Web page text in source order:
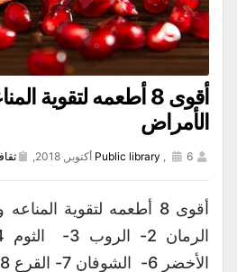
أقوى 8 أطعمه لتقوية
الأمراض
Public library , 6 أكتوبر, 2018,
الأخضر 6- الشوفان 7- القرع 8- البروكلي